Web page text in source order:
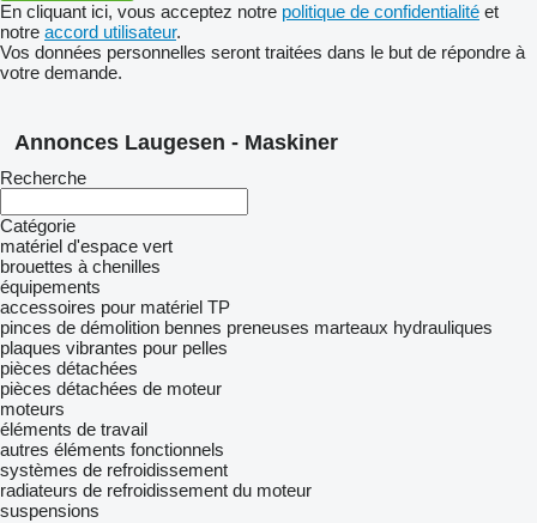
En cliquant ici, vous acceptez notre politique de confidentialité et
notre accord utilisateur.
Vos données personnelles seront traitées dans le but de répondre à
votre demande.
Annonces Laugesen - Maskiner
Recherche
Catégorie
matériel d'espace vert
brouettes à chenilles
équipements
accessoires pour matériel TP
pinces de démolition bennes preneuses marteaux hydrauliques
plaques vibrantes pour pelles
pièces détachées
pièces détachées de moteur
moteurs
éléments de travail
autres éléments fonctionnels
systèmes de refroidissement
radiateurs de refroidissement du moteur
suspensions